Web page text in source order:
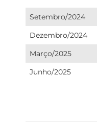
Setembro/2024
Dezembro/2024
Março/2025
Junho/2025